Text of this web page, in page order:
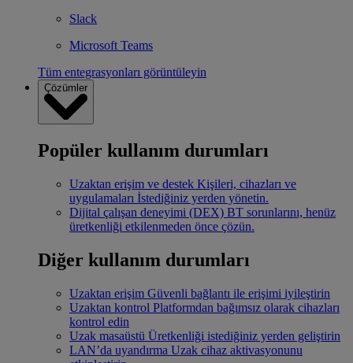
Slack
Microsoft Teams
Tüm entegrasyonları görüntüleyin
Çözümler
Popüler kullanım durumları
Uzaktan erişim ve destek Kişileri, cihazları ve
uygulamaları İstediğiniz yerden yönetin.
Dijital çalışan deneyimi (DEX) BT sorunlarını, henüz
üretkenliği etkilenmeden önce çözün.
Diğer kullanım durumları
Uzaktan erişim Güvenli bağlantı ile erişimi iyileştirin
Uzaktan kontrol Platformdan bağımsız olarak cihazları
kontrol edin
Uzak masaüstü Üretkenliği istediğiniz yerden geliştirin
LAN’da uyandırma Uzak cihaz aktivasyonunu